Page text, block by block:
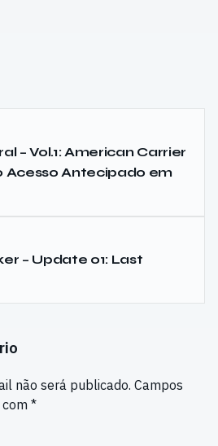
– Vol.1: American Carrier
Acesso Antecipado em
– Update 01: Last
não será publicado. Campos
*